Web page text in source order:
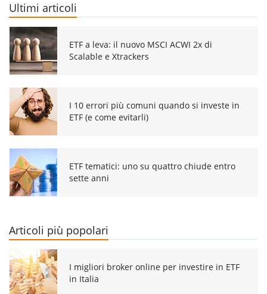
Ultimi articoli
ETF a leva: il nuovo MSCI ACWI 2x di
Scalable e Xtrackers
I 10 errori più comuni quando si investe in
ETF (e come evitarli)
ETF tematici: uno su quattro chiude entro
sette anni
Articoli più popolari
I migliori broker online per investire in ETF
in Italia